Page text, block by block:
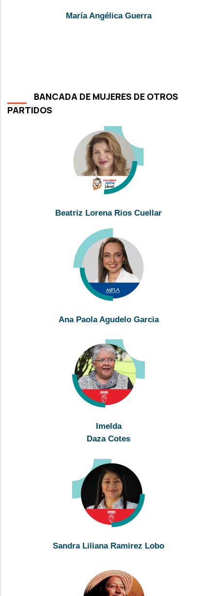
María Angélica Guerra
BANCADA DE MUJERES DE OTROS
PARTIDOS
Beatriz Lorena Rios Cuellar
Ana Paola Agudelo Garcia
Imelda
Daza Cotes
Sandra Liliana Ramirez Lobo